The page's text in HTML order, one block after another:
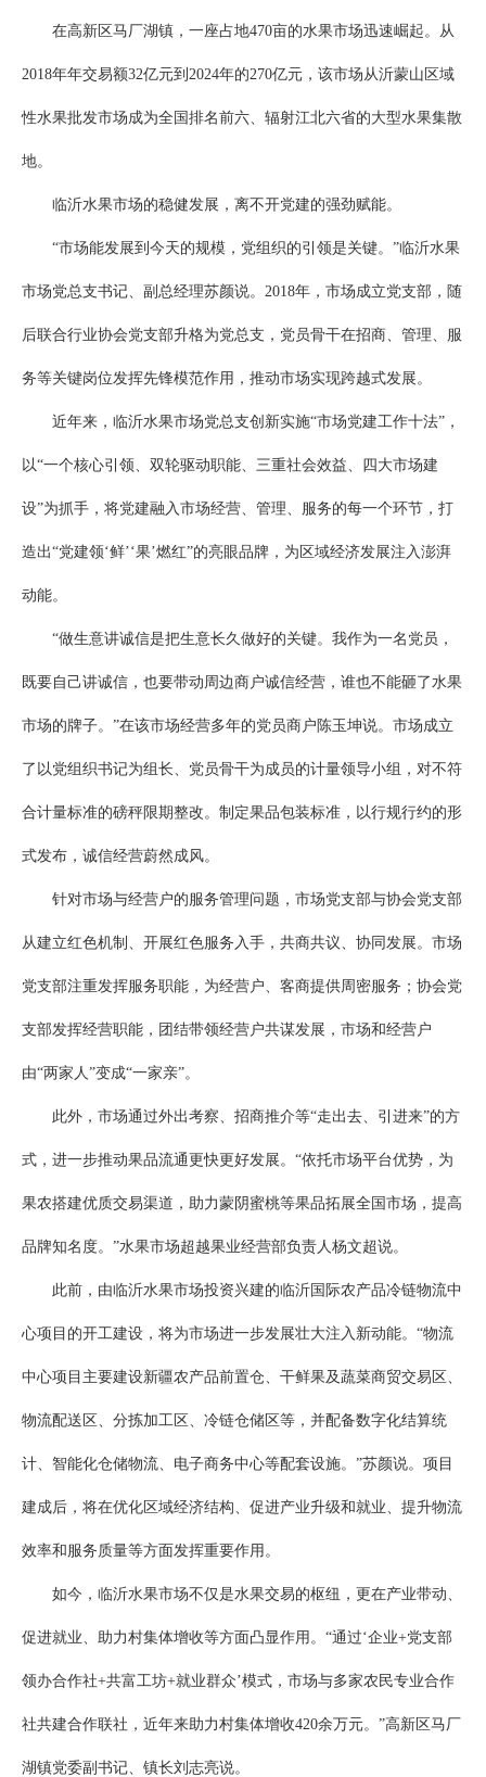
在高新区马厂湖镇，一座占地470亩的水果市场迅速崛起。从
2018年年交易额32亿元到2024年的270亿元，该市场从沂蒙山区域
性水果批发市场成为全国排名前六、辐射江北六省的大型水果集散
地。
临沂水果市场的稳健发展，离不开党建的强劲赋能。
“市场能发展到今天的规模，党组织的引领是关键。”临沂水果
市场党总支书记、副总经理苏颜说。2018年，市场成立党支部，随
后联合行业协会党支部升格为党总支，党员骨干在招商、管理、服
务等关键岗位发挥先锋模范作用，推动市场实现跨越式发展。
近年来，临沂水果市场党总支创新实施“市场党建工作十法”，
以“一个核心引领、双轮驱动职能、三重社会效益、四大市场建
设”为抓手，将党建融入市场经营、管理、服务的每一个环节，打
造出“党建领‘鲜’‘果’燃红”的亮眼品牌，为区域经济发展注入澎湃
动能。
“做生意讲诚信是把生意长久做好的关键。我作为一名党员，
既要自己讲诚信，也要带动周边商户诚信经营，谁也不能砸了水果
市场的牌子。”在该市场经营多年的党员商户陈玉坤说。市场成立
了以党组织书记为组长、党员骨干为成员的计量领导小组，对不符
合计量标准的磅秤限期整改。制定果品包装标准，以行规行约的形
式发布，诚信经营蔚然成风。
针对市场与经营户的服务管理问题，市场党支部与协会党支部
从建立红色机制、开展红色服务入手，共商共议、协同发展。市场
党支部注重发挥服务职能，为经营户、客商提供周密服务；协会党
支部发挥经营职能，团结带领经营户共谋发展，市场和经营户
由“两家人”变成“一家亲”。
此外，市场通过外出考察、招商推介等“走出去、引进来”的方
式，进一步推动果品流通更快更好发展。“依托市场平台优势，为
果农搭建优质交易渠道，助力蒙阴蜜桃等果品拓展全国市场，提高
品牌知名度。”水果市场超越果业经营部负责人杨文超说。
此前，由临沂水果市场投资兴建的临沂国际农产品冷链物流中
心项目的开工建设，将为市场进一步发展壮大注入新动能。“物流
中心项目主要建设新疆农产品前置仓、干鲜果及蔬菜商贸交易区、
物流配送区、分拣加工区、冷链仓储区等，并配备数字化结算统
计、智能化仓储物流、电子商务中心等配套设施。”苏颜说。项目
建成后，将在优化区域经济结构、促进产业升级和就业、提升物流
效率和服务质量等方面发挥重要作用。
如今，临沂水果市场不仅是水果交易的枢纽，更在产业带动、
促进就业、助力村集体增收等方面凸显作用。“通过‘企业+党支部
领办合作社+共富工坊+就业群众’模式，市场与多家农民专业合作
社共建合作联社，近年来助力村集体增收420余万元。”高新区马厂
湖镇党委副书记、镇长刘志亮说。